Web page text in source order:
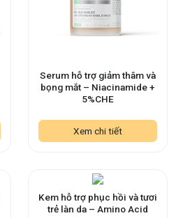
Serum hỗ trợ giảm thâm và
bọng mắt – Niacinamide +
5%CHE
Xem chi tiết
Kem hỗ trợ phục hồi và tươi
trẻ làn da – Amino Acid